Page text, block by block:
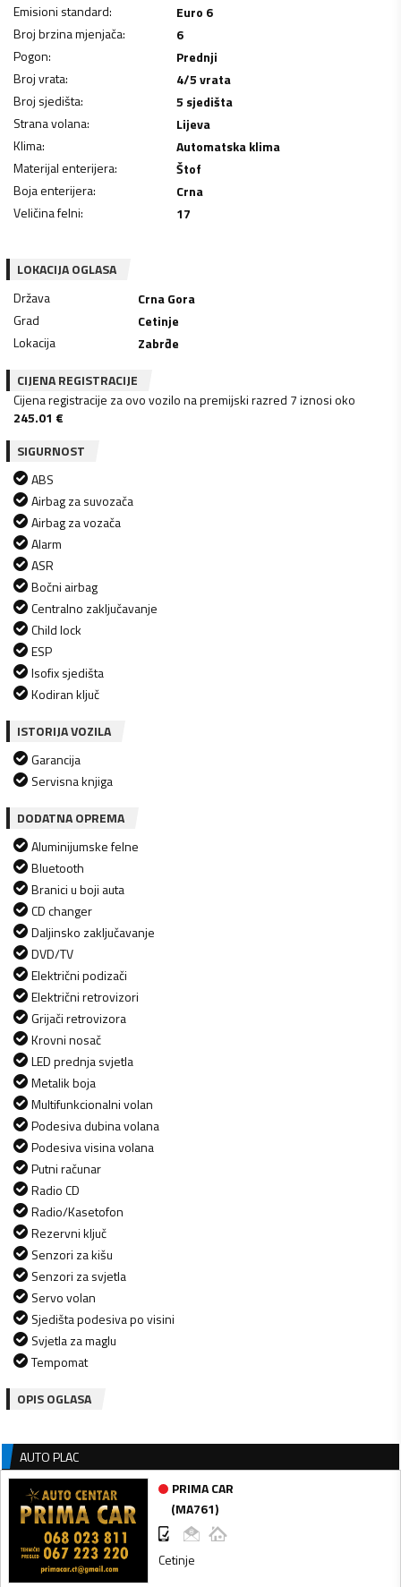
Emisioni standard:
Euro 6
Broj brzina mjenjača:
6
Pogon:
Prednji
Broj vrata:
4/5 vrata
Broj sjedišta:
5 sjedišta
Strana volana:
Lijeva
Klima:
Automatska klima
Materijal enterijera:
Štof
Boja enterijera:
Crna
Veličina felni: 17
LOKACIJA OGLASA
Država
Crna Gora
Grad
Cetinje
Lokacija
Zabrđe
CIJENA REGISTRACIJE
Cijena registracije za ovo vozilo na premijski razred 7 iznosi oko
245.01 €
SIGURNOST
ABS
Airbag za suvozača
Airbag za vozača
Alarm
ASR
Bočni airbag
Centralno zaključavanje
Child lock
ESP
Isofix sjedišta
Kodiran ključ
ISTORIJA VOZILA
Garancija
Servisna knjiga
DODATNA OPREMA
Aluminijumske felne
Bluetooth
Branici u boji auta
CD changer
Daljinsko zaključavanje
DVD/TV
Električni podizači
Električni retrovizori
Grijači retrovizora
Krovni nosač
LED prednja svjetla
Metalik boja
Multifunkcionalni volan
Podesiva dubina volana
Podesiva visina volana
Putni računar
Radio CD
Radio/Kasetofon
Rezervni ključ
Senzori za kišu
Senzori za svjetla
Servo volan
Sjedišta podesiva po visini
Svjetla za maglu
Tempomat
OPIS OGLASA
AUTO PLAC
PRIMA CAR
(MA761)
Cetinje